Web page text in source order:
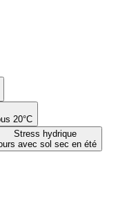
20°C
Stress hydrique
avec sol sec en été